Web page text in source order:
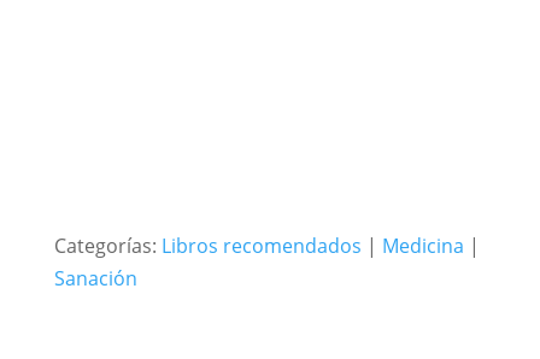
Categorías: Libros recomendados | Medicina |
Sanación